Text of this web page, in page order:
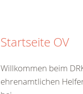
Startseite OV
Willkommen beim
ehrenamtlichen